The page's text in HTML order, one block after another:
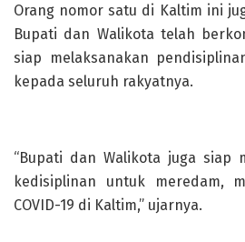
Orang nomor satu di Kaltim ini
Bupati dan Walikota telah
siap melaksanakan
kepada seluruh rakyatnya.
“Bupati dan Walikota juga siap
kedisiplinan untuk meredam,
COVID-19 di Kaltim,” ujarnya.